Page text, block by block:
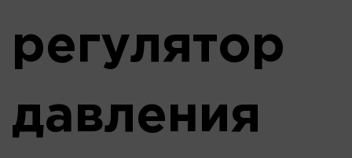
регулятор
давления